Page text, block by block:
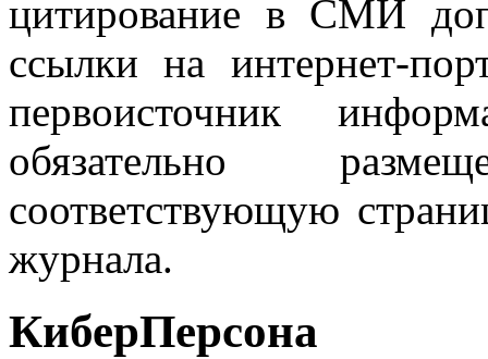
цитирование в СМИ
ссылки на интернет-
первоисточник
обязательно
соответствующую
журнала.
КиберПерсона